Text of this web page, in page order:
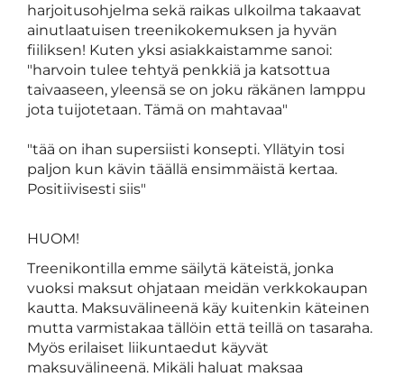
harjoitusohjelma sekä raikas ulkoilma takaavat
ainutlaatuisen treenikokemuksen ja hyvän
fiiliksen! Kuten yksi asiakkaistamme sanoi:
"harvoin tulee tehtyä penkkiä ja katsottua
taivaaseen, yleensä se on joku räkänen lamppu
jota tuijotetaan. Tämä on mahtavaa"
"tää on ihan supersiisti konsepti. Yllätyin tosi
paljon kun kävin täällä ensimmäistä kertaa.
Positiivisesti siis"
HUOM!
Treenikontilla emme säilytä käteistä, jonka
vuoksi maksut ohjataan meidän verkkokaupan
kautta. Maksuvälineenä käy kuitenkin käteinen
mutta varmistakaa tällöin että teillä on tasaraha.
Myös erilaiset liikuntaedut käyvät
maksuvälineenä. Mikäli haluat maksaa